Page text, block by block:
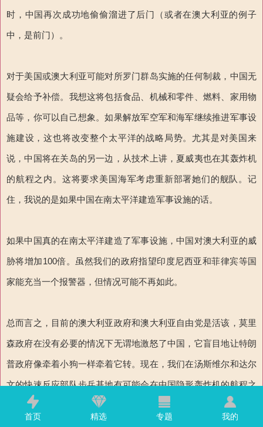
时，中国再次成功地偷偷溜进了后门（或者在澳大利亚的例子
中，是前门）。
对于美国或澳大利亚可能对所罗门群岛实施的任何制裁，中国无
疑会给予补偿。我想这将包括食品、机械和零件、燃料、家用物
品等，你可以自己想象。如果解放军空军和海军继续推进军事设
施建设，这也将改变整个太平洋的战略局势。尤其是对美国来
说，中国将在关岛的另一边，从技术上讲，夏威夷也在其轰炸机
的航程之内。这将要求美国海军考虑重新部署她们的舰队。记
住，我说的是如果中国在南太平洋建造军事设施的话。
如果中国真的在南太平洋建造了军事设施，中国对澳大利亚的威
胁将增加100倍。虽然我们的政府指望印度尼西亚和菲律宾等国
家能充当一个报警器，但情况可能不再如此。
总而言之，目前的澳大利亚政府和澳大利亚自由党是活该，莫里
森政府在没有必要的情况下无谓地激怒了中国，它盲目地让特朗
普政府像牵着小狗一样牵着它转。现在，我们在汤斯维尔和达尔
文的快速反应部队步兵基地有可能会在中国隐形轰炸机的航程之
内。我们应该和中国讲和，和美国说再见。我们一开始就不应该
首页 精选 专题 我的